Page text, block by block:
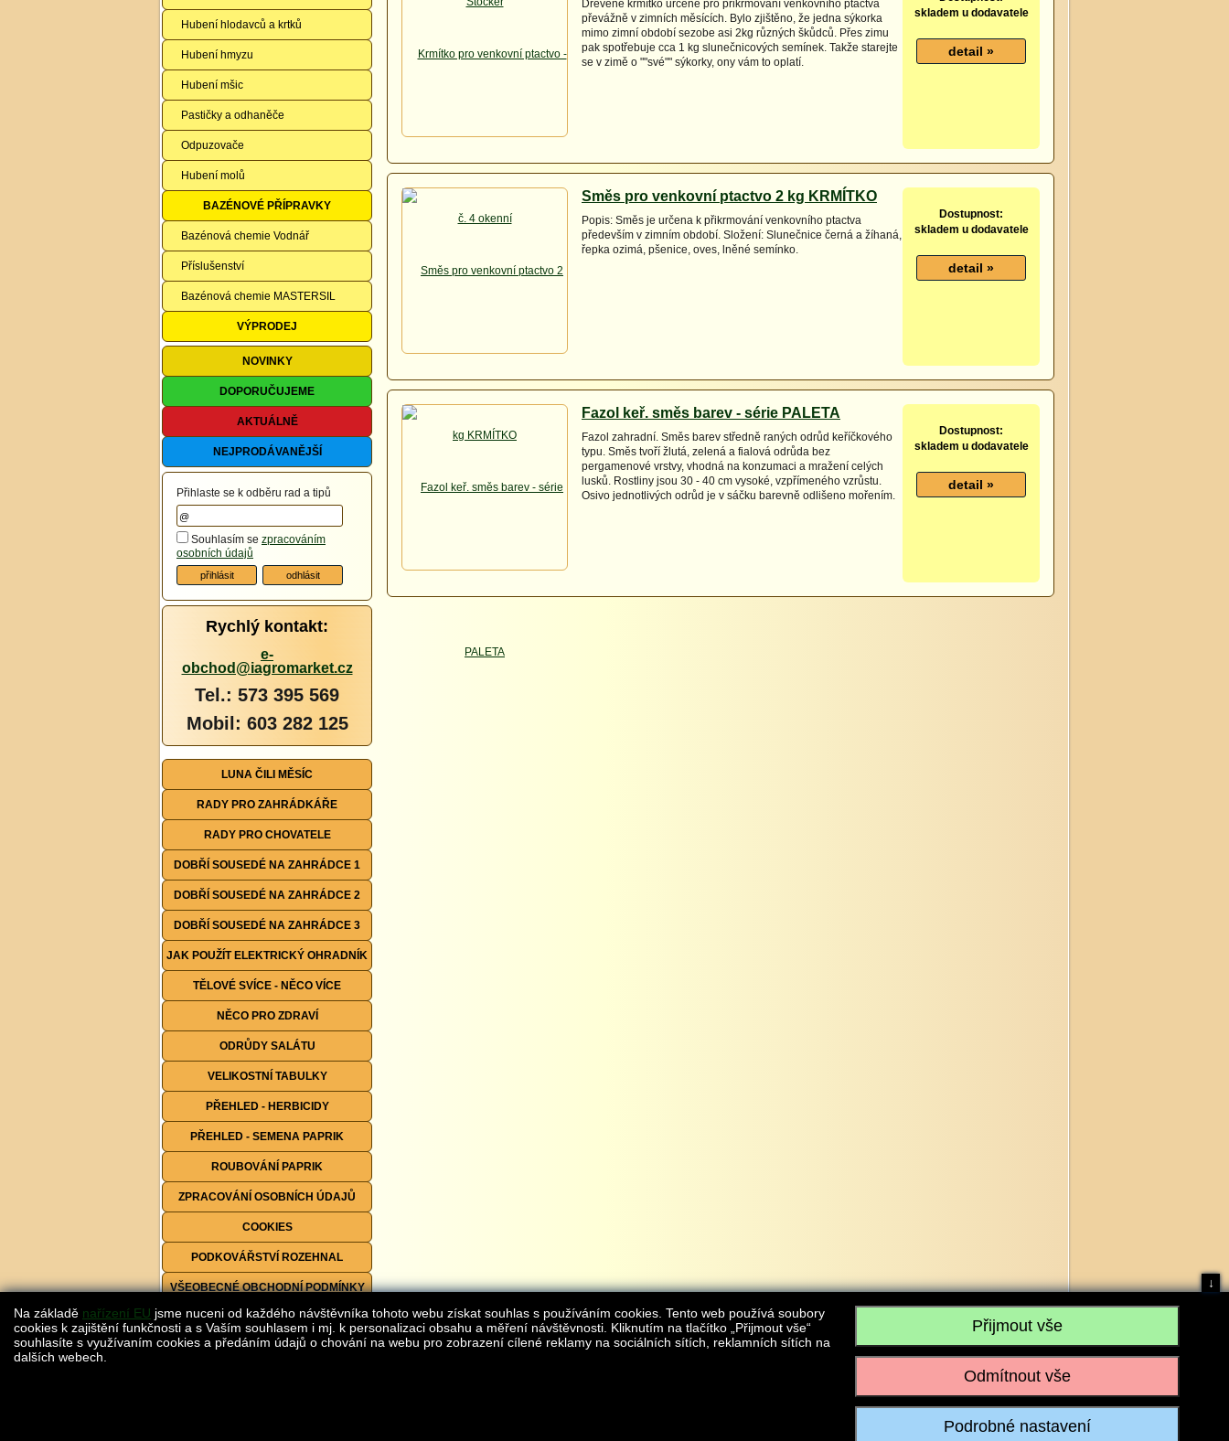
Hubení hlodavců a krtků
Hubení hmyzu
Hubení mšic
Pastičky a odhaněče
Odpuzovače
Hubení molů
BAZÉNOVÉ PŘÍPRAVKY
Bazénová chemie Vodnář
Příslušenství
Bazénová chemie MASTERSIL
VÝPRODEJ
NOVINKY
DOPORUČUJEME
AKTUÁLNĚ
NEJPRODÁVANĚJŠÍ
Přihlaste se k odběru rad a tipů
Souhlasím se zpracováním
osobních údajů
Rychlý kontakt:
e-
obchod@iagromarket.cz
Tel.: 573 395 569
Mobil: 603 282 125
LUNA ČILI MĚSÍC
RADY PRO ZAHRÁDKÁŘE
RADY PRO CHOVATELE
DOBŘÍ SOUSEDÉ NA ZAHRÁDCE 1
DOBŘÍ SOUSEDÉ NA ZAHRÁDCE 2
DOBŘÍ SOUSEDÉ NA ZAHRÁDCE 3
JAK POUŽÍT ELEKTRICKÝ OHRADNÍK
TĚLOVÉ SVÍCE - NĚCO VÍCE
NĚCO PRO ZDRAVÍ
ODRŮDY SALÁTU
VELIKOSTNÍ TABULKY
PŘEHLED - HERBICIDY
PŘEHLED - SEMENA PAPRIK
ROUBOVÁNÍ PAPRIK
ZPRACOVÁNÍ OSOBNÍCH ÚDAJŮ
COOKIES
PODKOVÁŘSTVÍ ROZEHNAL
VŠEOBECNÉ OBCHODNÍ PODMÍNKY
FORMULÁŘE KE STAŽENÍ
Dřevěné krmítko určené pro přikrmování venkovního ptactva
převážně v zimních měsících. Bylo zjištěno, že jedna sýkorka
mimo zimní období sezobe asi 2kg různých škůdců. Přes zimu
pak spotřebuje cca 1 kg slunečnicových semínek. Takže starejte
se v zimě o ""své"" sýkorky, ony vám to oplatí.
skladem u dodavatele
Směs pro venkovní ptactvo 2 kg KRMÍTKO
Popis: Směs je určena k přikrmování venkovního ptactva
především v zimním období. Složení: Slunečnice černá a žíhaná,
řepka ozimá, pšenice, oves, lněné semínko.
Dostupnost:
skladem u dodavatele
Fazol keř. směs barev - série PALETA
Fazol zahradní. Směs barev středně raných odrůd keříčkového
typu. Směs tvoří žlutá, zelená a fialová odrůda bez
pergamenové vrstvy, vhodná na konzumaci a mražení celých
lusků. Rostliny jsou 30 - 40 cm vysoké, vzpřímeného vzrůstu.
Osivo jednotlivých odrůd je v sáčku barevně odlišeno mořením.
Dostupnost:
skladem u dodavatele
je AGROMARKET IRSI s.r.o., IČO: 28304845, se sídlem č.p. 17, 768 75 Loukov
Realizace:w-software.com
Na základě nařízení EU jsme nuceni od každého návštěvníka tohoto webu získat souhlas s používáním cookies. Tento web používá soubory
cookies k zajištění funkčnosti a s Vaším souhlasem i mj. k personalizaci obsahu a měření návštěvnosti. Kliknutím na tlačítko „Přijmout vše“
souhlasíte s využívaním cookies a předáním údajů o chování na webu pro zobrazení cílené reklamy na sociálních sítích, reklamních sítích na
dalších webech.
↓